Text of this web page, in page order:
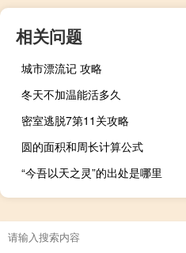
相关问题
城市漂流记 攻略
冬天不加温能活多久
密室逃脱7第11关攻略
圆的面积和周长计算公式
“今吾以天之灵”的出处是哪里